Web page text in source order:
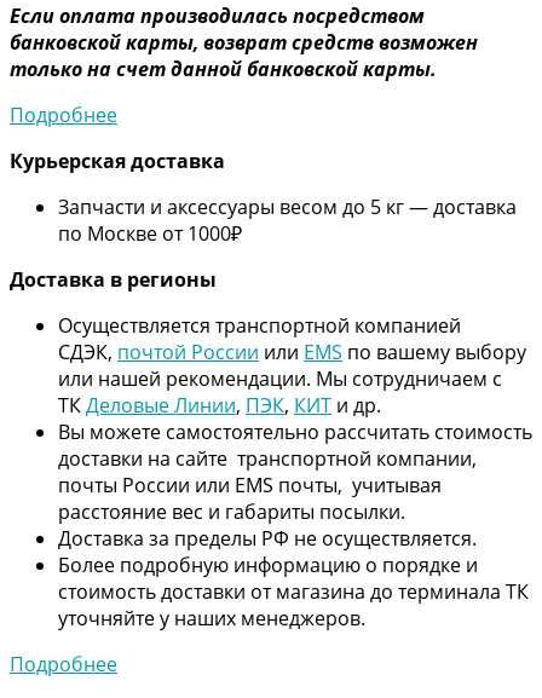
Если оплата производилась посредством
банковской карты, возврат средств возможен
только на счет данной банковской карты.
Подробнее
Курьерская доставка
Запчасти и аксессуары весом до 5 кг — доставка
по Москве от 1000₽
Доставка в регионы
Осуществляется транспортной компанией
СДЭК, почтой России или EMS по вашему выбору
или нашей рекомендации. Мы сотрудничаем с
ТКДеловые Линии, ПЭК, КИТ и др.
Вы можете самостоятельно рассчитать стоимость
доставки на сайте транспортной компании,
почты России или EMS почты, учитывая
расстояние вес и габариты посылки.
Доставка за пределы РФ не осуществляется.
Более подробную информацию о порядке и
стоимость доставки от магазина до терминала ТК
уточняйте у наших менеджеров.
Подробнее